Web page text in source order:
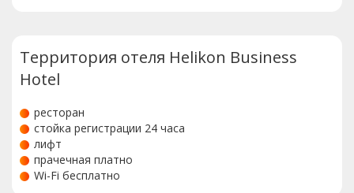
Территория отеля Helikon Business
Hotel
ресторан
стойка регистрации 24 часа
лифт
прачечная платно
Wi-Fi бесплатно